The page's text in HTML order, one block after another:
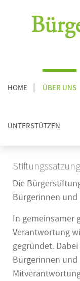
HOME ÜBER UNS
UNTERSTÜTZEN
Stiftungssatzung
Die
Bürgerinnen und
In gemeinsamer
Verantwortung
gegründet.
Bürgerinnen